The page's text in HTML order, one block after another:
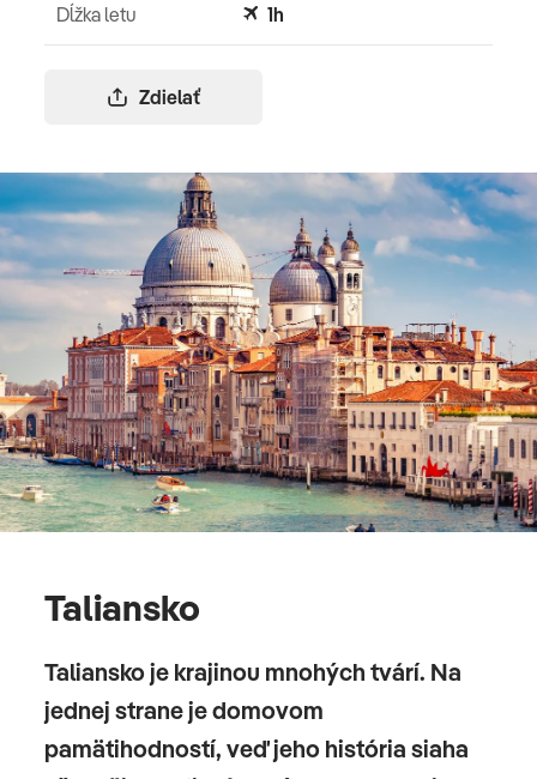
Zdielať
Dĺžka letu 1h
Taliansko
Taliansko je krajinou mnohých tvárí. Na
jednej strane je domovom
pamätihodností, veď jeho história siaha